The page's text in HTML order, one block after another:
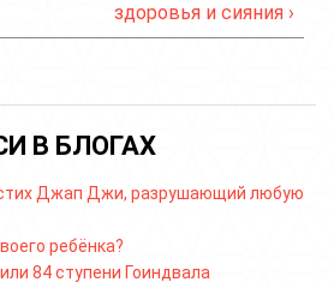
здоровья и сияния ›
В БЛОГАХ
Джап Джи, разрушающий любую
ребёнка?
84 ступени Гоиндвала